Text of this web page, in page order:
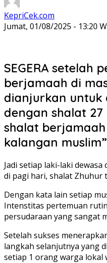
KepriCek.com
Jumat, 01/08/2025 - 13:20
SEGERA setelah
berjamaah di
dianjurkan untuk
dengan shalat
shalat
kalangan
Jadi setiap laki-laki
di pagi hari, shalat Zhuhur
Dengan kata lain setiap
Intenstitas pertemuan
persudaraan yang sangat
Setelah sukses
langkah selanjutnya yang
setiap 1 orang warga lokal